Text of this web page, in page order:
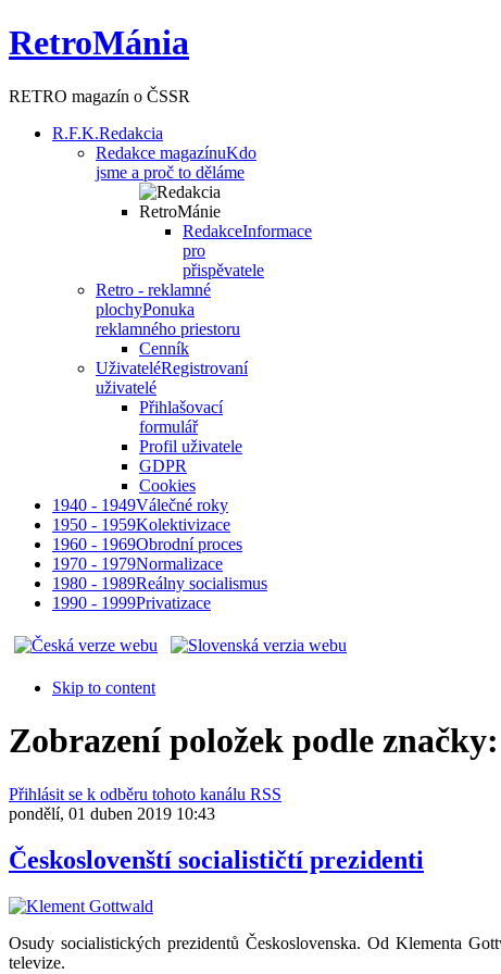
RetroMánia
RETRO magazín o ČSSR
R.F.K.Redakcia
Redakce magazínuKdo
jsme a proč to děláme
RedakceInformace
pro
přispěvatele
Retro - reklamné
plochyPonuka
reklamného priestoru
Cenník
UživateléRegistrovaní
uživatelé
Přihlašovací
formulář
Profil uživatele
GDPR
Cookies
1940 - 1949Válečné roky
1950 - 1959Kolektivizace
1960 - 1969Obrodní proces
1970 - 1979Normalizace
1980 - 1989Reálny socialismus
1990 - 1999Privatizace
Skip to content
Zobrazení položek podle
Přihlásit se k odběru tohoto kanálu RSS
pondělí, 01 duben 2019 10:43
Českoslovenští socialističtí prezidenti
Osudy socialistických prezidentů Československa. Od Klementa
televize.